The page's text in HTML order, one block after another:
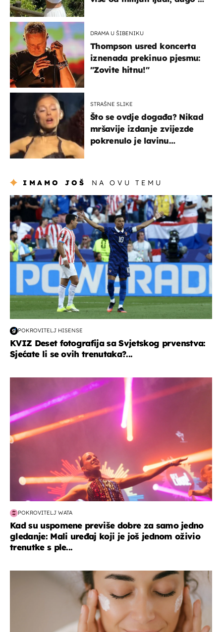
DRAMA U ŠIBENIKU
Thompson usred koncerta
iznenada prekinuo pjesmu:
"Zovite hitnu!"
STRAŠNE SLIKE
Što se ovdje događa? Nikad
mršavije izdanje zvijezde
pokrenulo je lavinu
IMAMO JOŠ NA OVU TEMU
svjetsko prvenstvo 2026
POKROVITELJ HISENSE
KVIZ Deset fotografija sa Svjetskog prvenstva:
Sjećate li se ovih trenutaka?...
POKROVITELJ WATA
Kad su uspomene previše dobre za samo jedno
gledanje: Mali uređaj koji je još jednom oživio
trenutke s ple...
moda & ljepota